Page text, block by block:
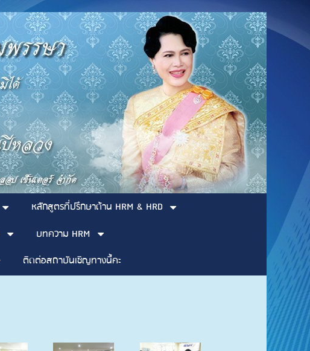
หลักสูตรที่ปรึกษาด้าน HRM & HRD
บทความ HRM
ติดต่อสถาบันเชิญทางนี้คะ